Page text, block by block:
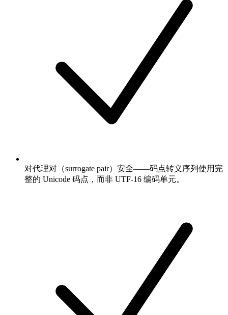
对代理对（surrogate pair）安全——码点转义序列使用完
整的 Unicode 码点，而非 UTF-16 编码单元。